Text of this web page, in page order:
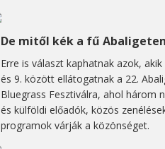
De mitől kék a fű
Erre is választ kaphatnak azok,
és 9. között ellátogatnak a 22.
Bluegrass Fesztiválra, ahol három
és külföldi előadók, közös
programok várják a közönséget.